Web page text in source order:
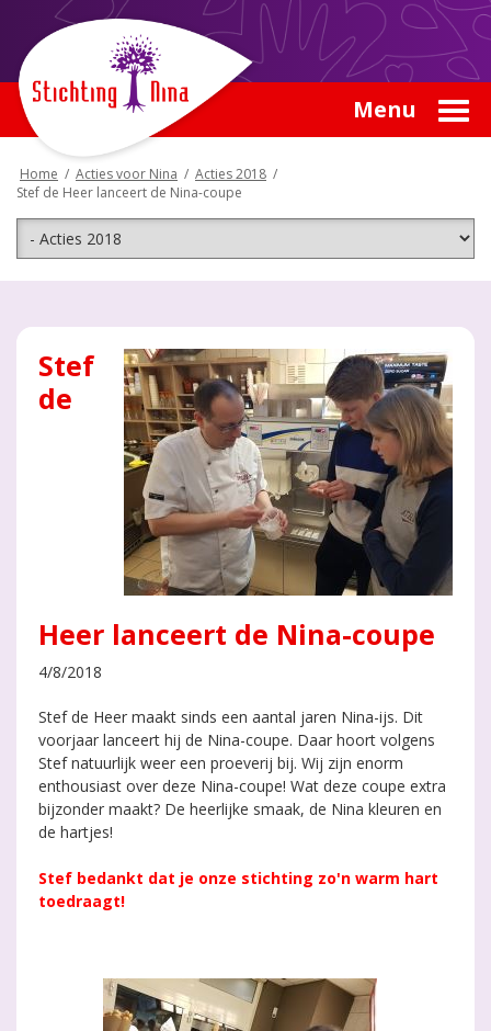
Menu
Home / Acties voor Nina / Acties 2018 /
Stef de Heer lanceert de Nina-coupe
Stef
de
Heer lanceert de Nina-coupe
4/8/2018
Stef de Heer maakt sinds een aantal jaren Nina-ijs. Dit
voorjaar lanceert hij de Nina-coupe. Daar hoort volgens
Stef natuurlijk weer een proeverij bij. Wij zijn enorm
enthousiast over deze Nina-coupe! Wat deze coupe extra
bijzonder maakt? De heerlijke smaak, de Nina kleuren en
de hartjes!
Stef bedankt dat je onze stichting zo'n warm hart
toedraagt!